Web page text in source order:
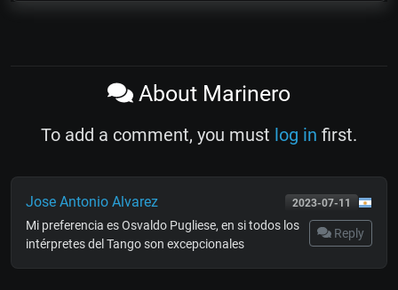
About Marinero
To add a comment, you must log in first.
2023-07-11
Jose Antonio Alvarez
Reply
Mi preferencia es Osvaldo Pugliese, en si todos los
intérpretes del Tango son excepcionales